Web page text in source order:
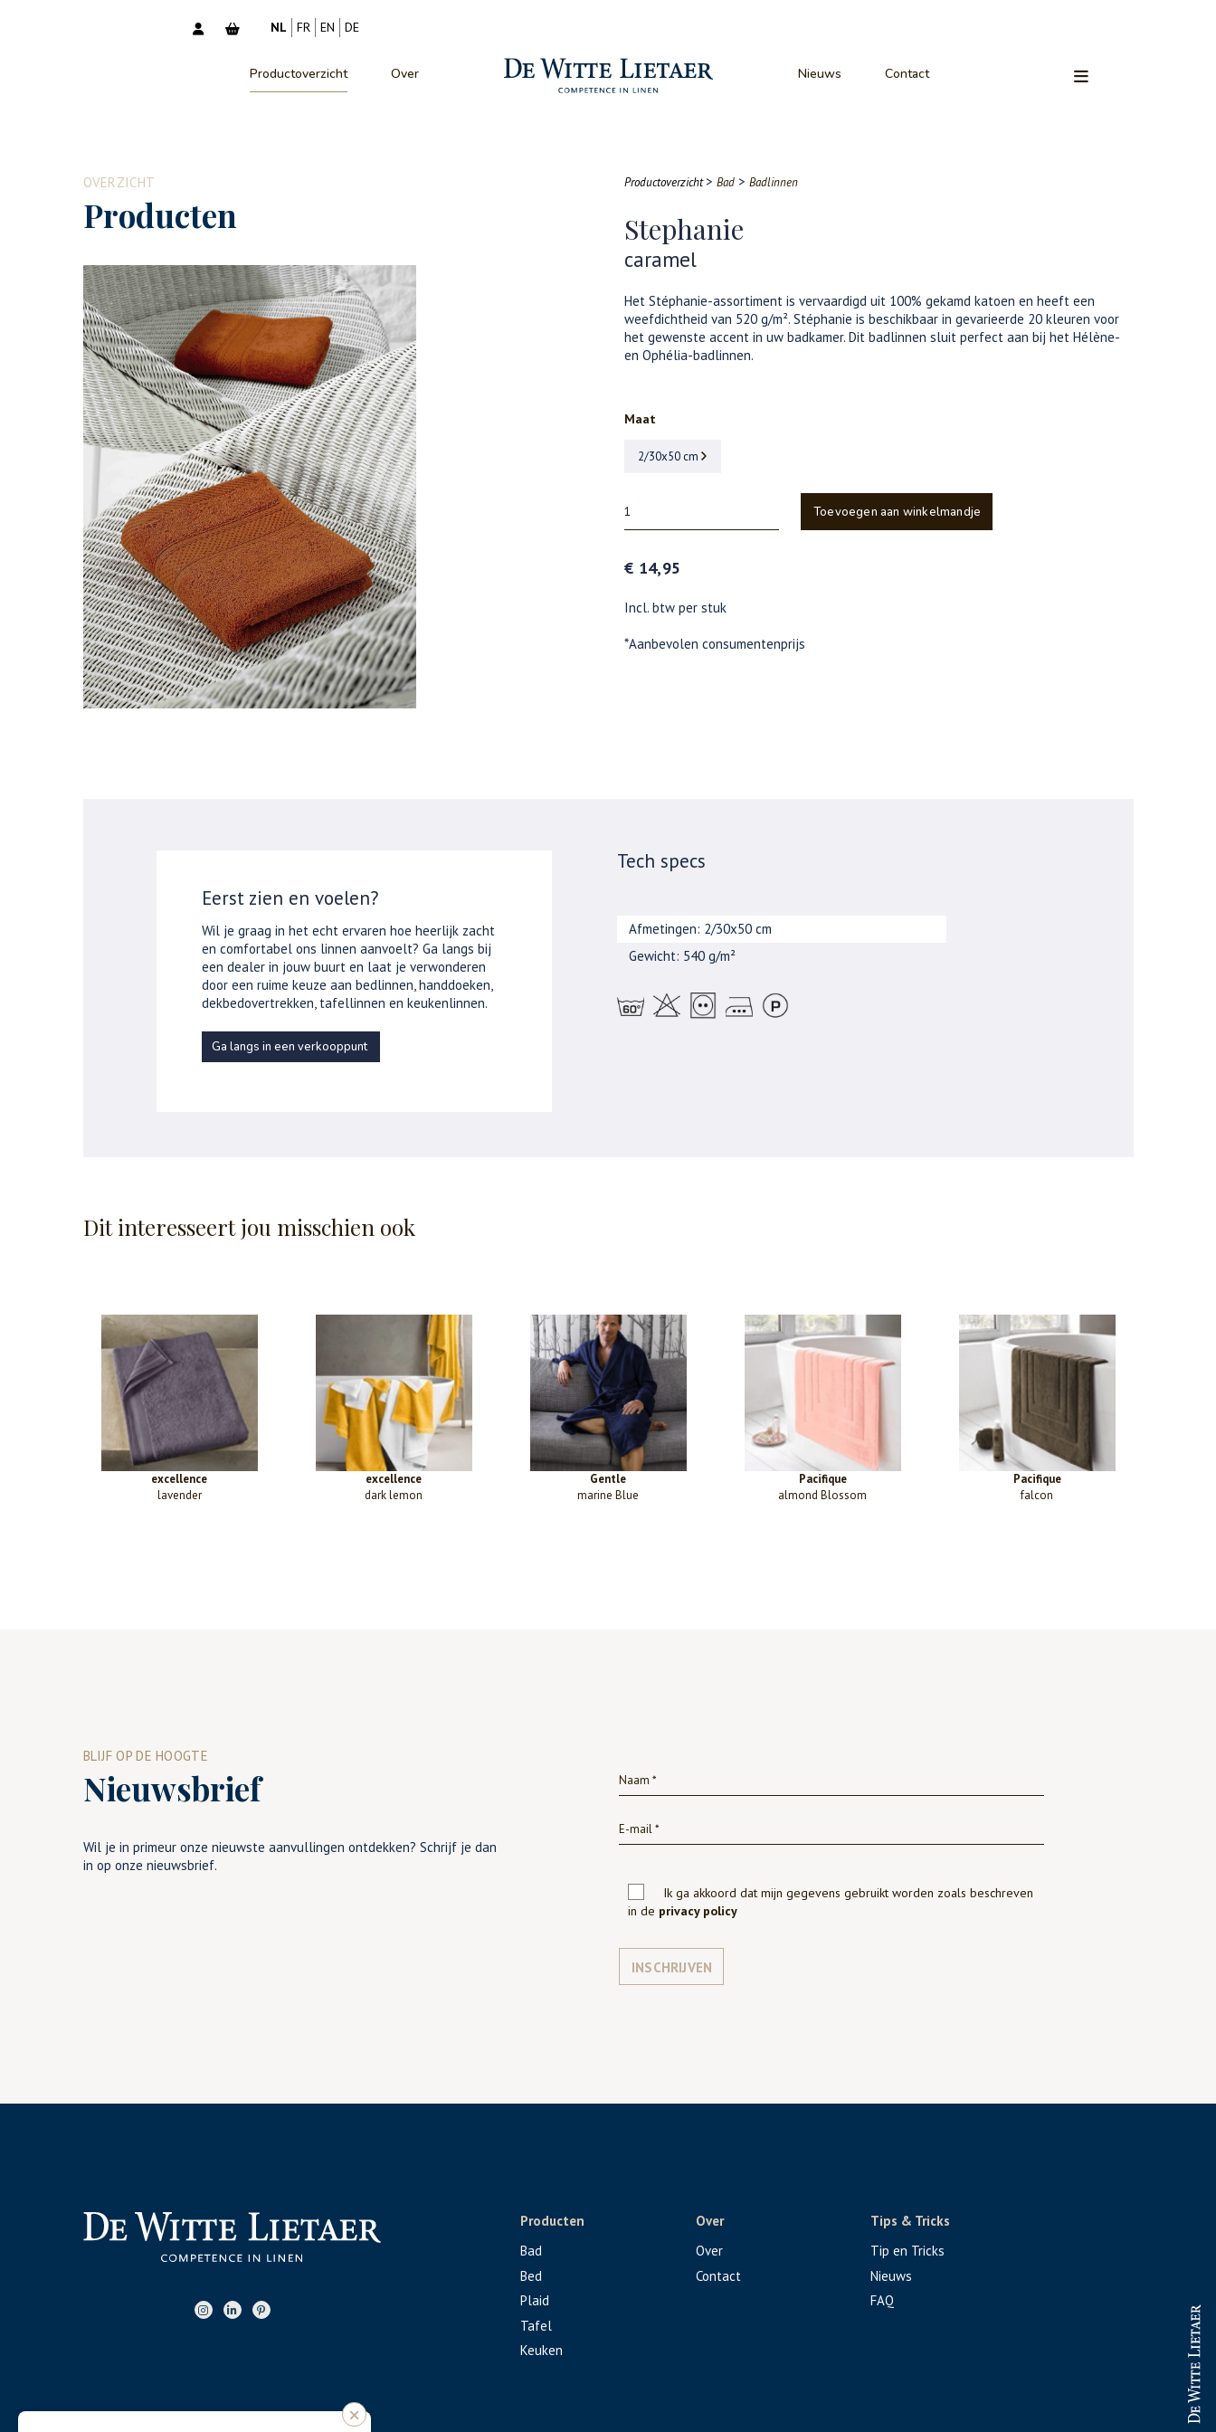
NL FR EN DE
Productoverzicht Over Nieuws Contact
OVERZICHT
Producten
Productoverzicht > Bad > Badlinnen
Stephanie
caramel
Het Stéphanie-assortiment is vervaardigd uit 100% gekamd katoen en heeft een
weefdichtheid van 520 g/m². Stéphanie is beschikbaar in gevarieerde 20 kleuren voor
het gewenste accent in uw badkamer. Dit badlinnen sluit perfect aan bij het Hélène-
en Ophélia-badlinnen.
Maat
2/30x50 cm
Toevoegen aan winkelmandje
€ 14,95
Incl. btw per stuk
*Aanbevolen consumentenprijs
Eerst zien en voelen?
Wil je graag in het echt ervaren hoe heerlijk zacht
en comfortabel ons linnen aanvoelt? Ga langs bij
een dealer in jouw buurt en laat je verwonderen
door een ruime keuze aan bedlinnen, handdoeken,
dekbedovertrekken, tafellinnen en keukenlinnen.
Ga langs in een verkooppunt
Tech specs
Afmetingen: 2/30x50 cm
Gewicht: 540 g/m²
Dit interesseert jou misschien ook
excellence
lavender
excellence
dark lemon
Gentle
marine Blue
Pacifique
almond Blossom
Pacifique
falcon
BLIJF OP DE HOOGTE
Nieuwsbrief
Wil je in primeur onze nieuwste aanvullingen ontdekken? Schrijf je dan
in op onze nieuwsbrief.
Ik ga akkoord dat mijn gegevens gebruikt worden zoals beschreven
in de privacy policy
INSCHRIJVEN
Producten
Bad
Bed
Plaid
Tafel
Keuken
Over
Over
Contact
Tips & Tricks
Tip en Tricks
Nieuws
FAQ